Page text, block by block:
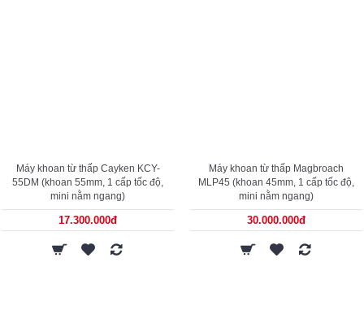
Máy khoan từ thấp Cayken KCY-
55DM (khoan 55mm, 1 cấp tốc độ,
mini nằm ngang)
17.300.000đ
Máy khoan từ thấp Magbroach
MLP45 (khoan 45mm, 1 cấp tốc độ,
mini nằm ngang)
30.000.000đ